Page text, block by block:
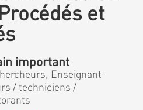
et
important
Enseignant-
/ techniciens /